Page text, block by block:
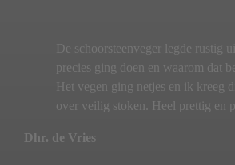
De schoorsteenveger legde rustig
precies ging doen en waarom dat
Het vegen ging netjes en ik kreeg
over veilig stoken. Heel prettig en
Dhr. de Vries